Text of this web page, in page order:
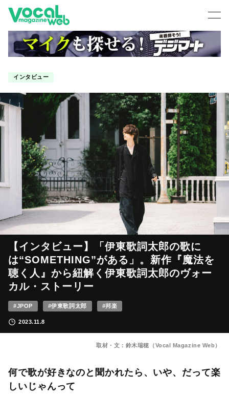
インタビュー
【インタビュー】「伊東歌詞太郎の歌に
は“SOMETHING”がある」。新作『魔法を
聴く人』から紐解く伊東歌詞太郎のヴォー
カル・ストーリー
#JPOP #伊東歌詞太郎 #邦楽
2023.11.8
取材・文：鈴木瑞穂（Vocal Magazine Web）
何で歌が好きなのと聞かれたら、いや、だって楽
しいじゃんって